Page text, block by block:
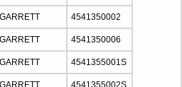
GARRETT 4541350002
GARRETT 4541350006
GARRETT 4541355001S
GARRETT 4541355002S